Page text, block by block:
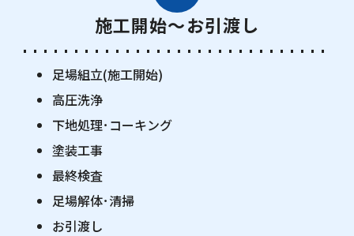
施工開始～お引渡し
足場組立(施工開始)
高圧洗浄
下地処理･コーキング
塗装工事
最終検査
足場解体･清掃
お引渡し